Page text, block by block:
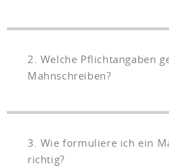
2. Welche Pflichtangaben
Mahnschreiben?
3. Wie formuliere ich ein
richtig?